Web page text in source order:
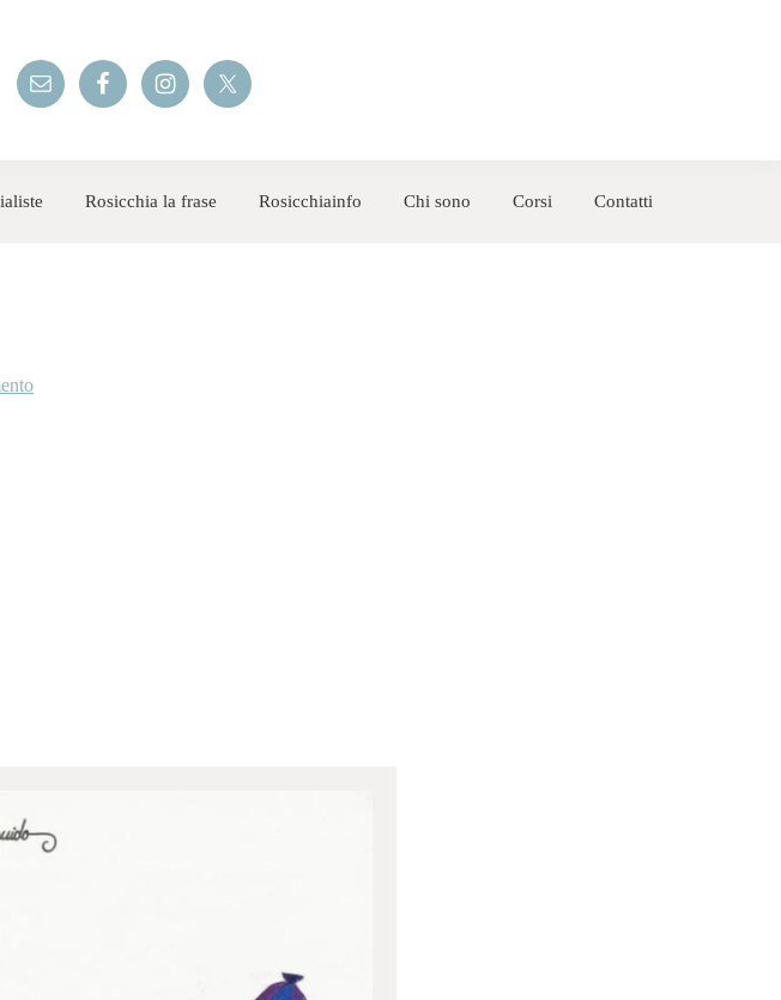
Rosicchia la frase Rosicchiainfo Chi sono Corsi Contatti